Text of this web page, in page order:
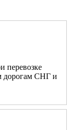
перевозке
дорогам СНГ и